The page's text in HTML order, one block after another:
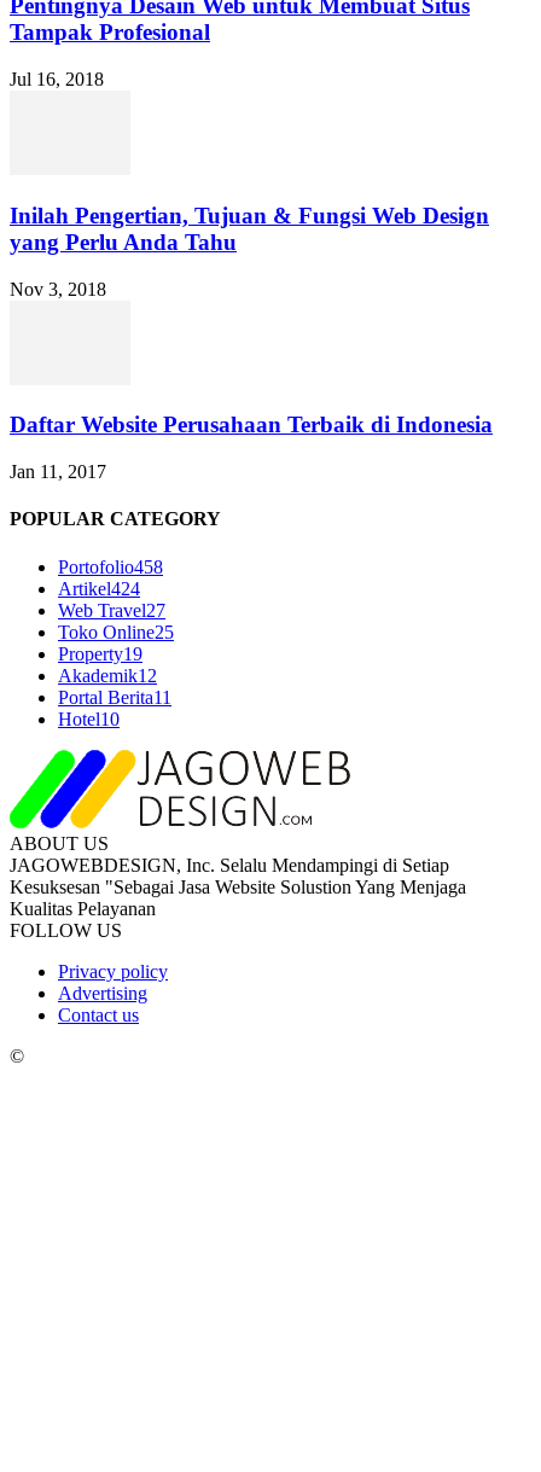
Pentingnya Desain Web untuk Membuat Situs
Tampak Profesional
Jul 16, 2018
Inilah Pengertian, Tujuan & Fungsi Web Design
yang Perlu Anda Tahu
Nov 3, 2018
Daftar Website Perusahaan Terbaik di Indonesia
Jan 11, 2017
POPULAR CATEGORY
Portofolio458
Artikel424
Web Travel27
Toko Online25
Property19
Akademik12
Portal Berita11
Hotel10
ABOUT US
JAGOWEBDESIGN, Inc. Selalu Mendampingi di Setiap
Kesuksesan "Sebagai Jasa Website Solustion Yang Menjaga
Kualitas Pelayanan
FOLLOW US
Privacy policy
Advertising
Contact us
©